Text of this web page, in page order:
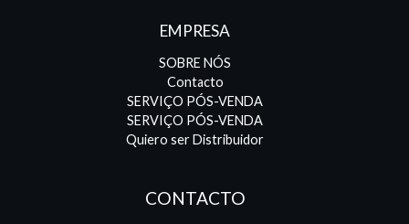
EMPRESA
SOBRE NÓS
Contacto
SERVIÇO PÓS-VENDA
SERVIÇO PÓS-VENDA
Quiero ser Distribuidor
CONTACTO